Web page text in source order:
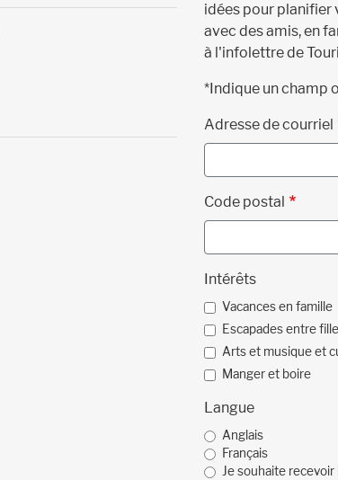
idées pour planifier
avec des amis, en
à l'infolettre de
*Indique un champ
Adresse de courriel
Code postal
Intérêts
Vacances en famille
Escapades entre
Arts et musique et
Manger et boire
Langue
Anglais
Français
Je souhaite